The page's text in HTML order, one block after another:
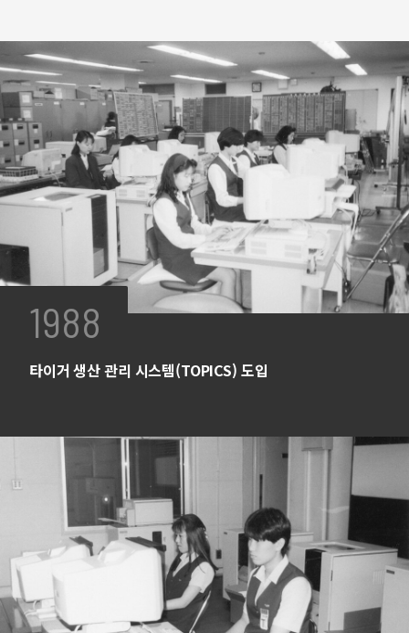
1988
타이거 생산 관리 시스템(TOPICS) 도입